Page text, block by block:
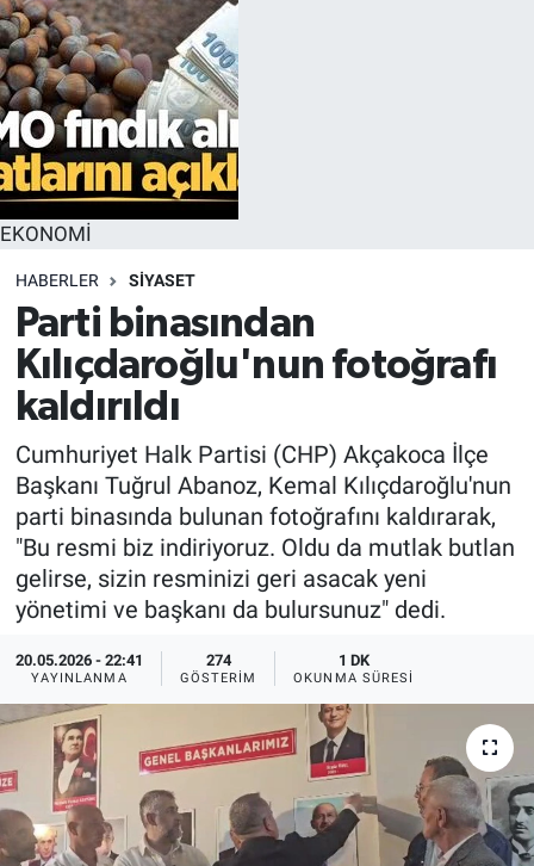
EKONOMİ
HABERLER SİYASET
Parti binasından
Kılıçdaroğlu'nun fotoğrafı
kaldırıldı
Cumhuriyet Halk Partisi (CHP) Akçakoca İlçe
Başkanı Tuğrul Abanoz, Kemal Kılıçdaroğlu'nun
parti binasında bulunan fotoğrafını kaldırarak,
"Bu resmi biz indiriyoruz. Oldu da mutlak butlan
gelirse, sizin resminizi geri asacak yeni
yönetimi ve başkanı da bulursunuz" dedi.
20.05.2026 - 22:41
YAYINLANMA
274
GÖSTERIM
1 DK
OKUNMA SÜRESI